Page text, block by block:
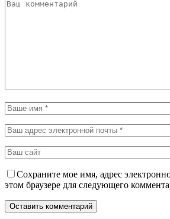
Сохраните мое имя, адрес
этом браузере для следующего